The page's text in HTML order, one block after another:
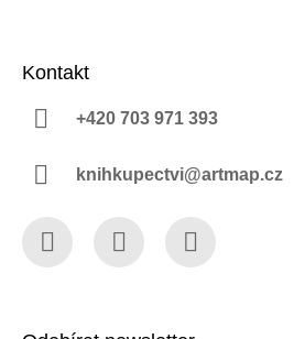
Kontakt
+420 703 971 393
knihkupectvi@artmap.cz